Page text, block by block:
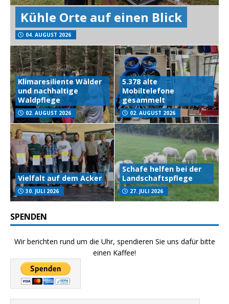
Kühle Orte auf einen Blick
04. AUGUST 2026
Klimaresiliente Wälder
und nachhaltige
Waldpflege
02. AUGUST 2026
5.378 alte
Mobiltelefone
gesammelt
02. AUGUST 2026
Vielfalt auf dem Acker
30. JULI 2026
Schafe helfen bei der
Landschaftspflege
27. JULI 2026
SPENDEN
Wir berichten rund um die Uhr, spendieren Sie uns dafür bitte
einen Kaffee!